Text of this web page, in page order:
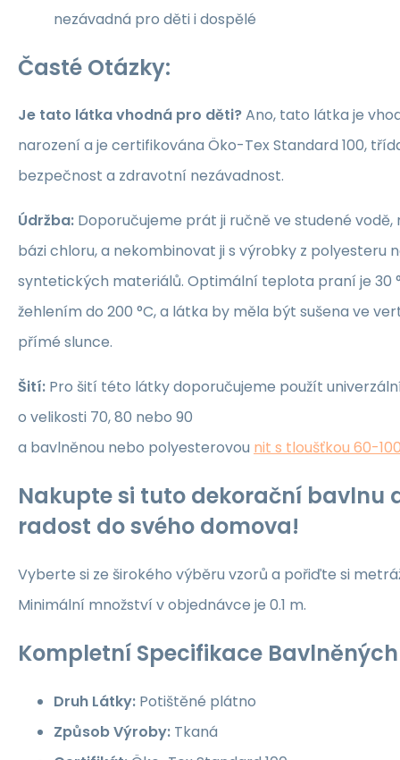
nezávadná pro děti i dospělé
Časté Otázky:
Je tato látka vhodná pro děti?Ano, tato látka je
narození a je certifikována Öko-Tex Standard 100,
bezpečnost a zdravotní nezávadnost.
Údržba: Doporučujeme prát ji ručně ve studené
bázi chloru, a nekombinovat ji s výrobky z polyesteru
syntetických materiálů. Optimální teplota praní je 30
žehlením do 200 °C, a látka by měla být sušena ve
přímé slunce.
Šití: Pro šití této látky doporučujeme použít
o velikosti 70, 80 nebo 90
a bavlněnou nebo polyesterovou nit s tloušťkou 60-
Nakupte si tuto dekorační bavlnu
radost do svého domova!
Vyberte si ze širokého výběru vzorů a pořiďte si
Minimální množství v objednávce je 0.1 m.
Kompletní Specifikace
Druh Látky: Potištěné plátno
Způsob Výroby: Tkaná